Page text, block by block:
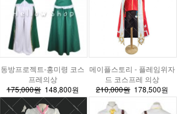
동방프로젝트-홍미령 코스
프레의상
175,000원148,800원
메이플스토리 - 플레임위자
드 코스프레 의상
210,000원178,500원